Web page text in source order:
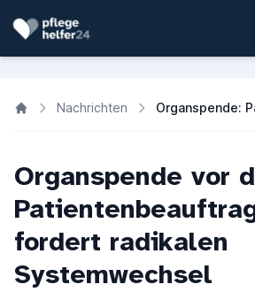
Nachrichten
Organspende vor
fordert radikalen
Systemwechsel